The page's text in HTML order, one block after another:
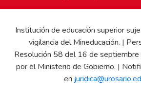
Institución de educación superior
vigilancia del Mineducación. |
Resolución 58 del 16 de
por el Ministerio de Gobierno. |
en